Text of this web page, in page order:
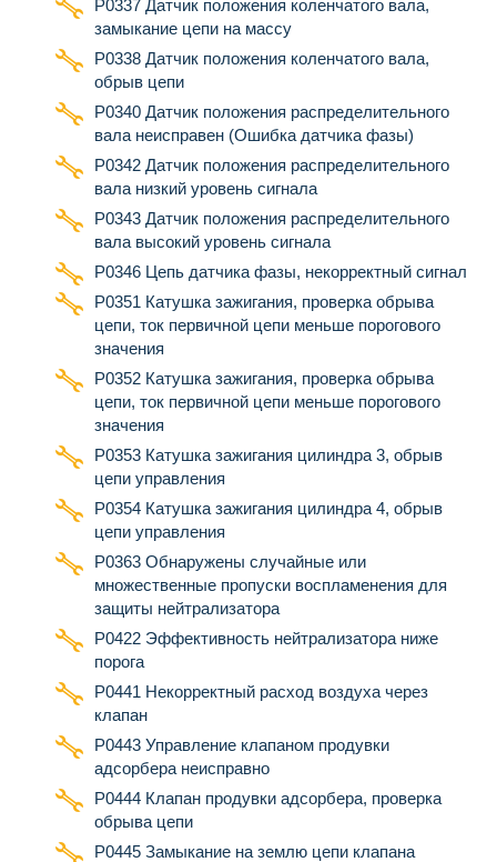
Р0337 Датчик положения коленчатого вала,
замыкание цепи на массу
Р0338 Датчик положения коленчатого вала,
обрыв цепи
Р0340 Датчик положения распределительного
вала неисправен (Ошибка датчика фазы)
Р0342 Датчик положения распределительного
вала низкий уровень сигнала
Р0343 Датчик положения распределительного
вала высокий уровень сигнала
Р0346 Цепь датчика фазы, некорректный сигнал
Р0351 Катушка зажигания, проверка обрыва
цепи, ток первичной цепи меньше порогового
значения
Р0352 Катушка зажигания, проверка обрыва
цепи, ток первичной цепи меньше порогового
значения
P0353 Катушка зажигания цилиндра 3, обрыв
цепи управления
P0354 Катушка зажигания цилиндра 4, обрыв
цепи управления
Р0363 Обнаружены случайные или
множественные пропуски воспламенения для
защиты нейтрализатора
Р0422 Эффективность нейтрализатора ниже
порога
Р0441 Некорректный расход воздуха через
клапан
Р0443 Управление клапаном продувки
адсорбера неисправно
Р0444 Клапан продувки адсорбера, проверка
обрыва цепи
Р0445 Замыкание на землю цепи клапана